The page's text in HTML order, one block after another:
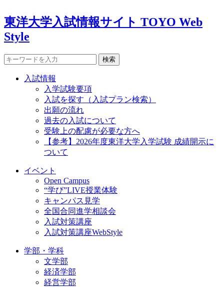
東洋大学入試情報サイト TOYO Web
Style
検索
入試情報
入学試験要項
入試を探す（入試プラン検索）
出願の流れ
過去の入試について
受験上の配慮が必要な方へ
【参考】2026年度東洋大学入学試験 成績開示に
ついて
イベント
Open Campus
“学び”LIVE授業体験
キャンパス見学
全国合同進学相談会
入試対策講座
入試対策講座WebStyle
学部・学科
文学部
経済学部
経営学部